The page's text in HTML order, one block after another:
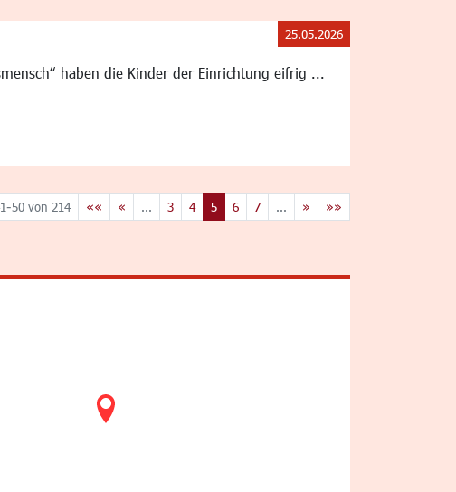
haben die Kinder der Einrichtung eifrig ...
25.05.2026
50 von 214 «« « ... 3 4 5 6 7 ... » »»